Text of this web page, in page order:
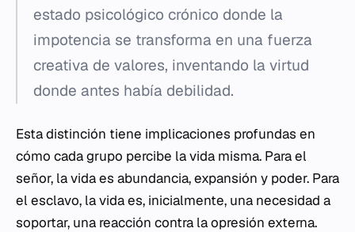
estado psicológico crónico donde la
impotencia se transforma en una fuerza
creativa de valores, inventando la virtud
donde antes había debilidad.
Esta distinción tiene implicaciones profundas en
cómo cada grupo percibe la vida misma. Para el
señor, la vida es abundancia, expansión y poder. Para
el esclavo, la vida es, inicialmente, una necesidad a
soportar, una reacción contra la opresión externa.